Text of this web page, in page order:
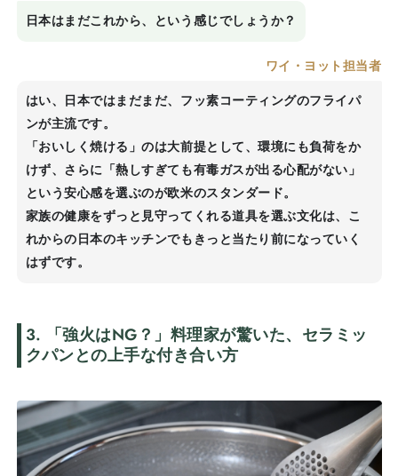
日本はまだこれから、という感じでしょうか？
ワイ・ヨット担当者
はい、日本ではまだまだ、フッ素コーティングのフライパ
ンが主流です。
「おいしく焼ける」のは大前提として、環境にも負荷をか
けず、さらに「熱しすぎても有毒ガスが出る心配がない」
という安心感を選ぶのが欧米のスタンダード。
家族の健康をずっと見守ってくれる道具を選ぶ文化は、こ
れからの日本のキッチンでもきっと当たり前になっていく
はずです。
3. 「強火はNG ？」料理家が驚いた、セラミッ
クパンとの上手な付き合い方